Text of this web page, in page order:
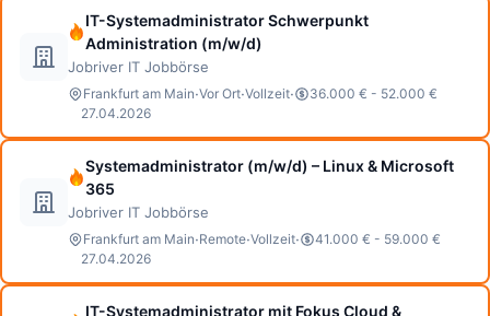
IT-Systemadministrator Schwerpunkt
Administration (m/w/d)
Jobriver IT Jobbörse
Frankfurt am Main·Vor Ort·Vollzeit·
36.000 € - 52.000 €
27.04.2026
Systemadministrator (m/w/d) – Linux & Microsoft
365
Jobriver IT Jobbörse
Frankfurt am Main·Remote·Vollzeit·
41.000 € - 59.000 €
27.04.2026
IT-Systemadministrator mit Fokus Cloud &